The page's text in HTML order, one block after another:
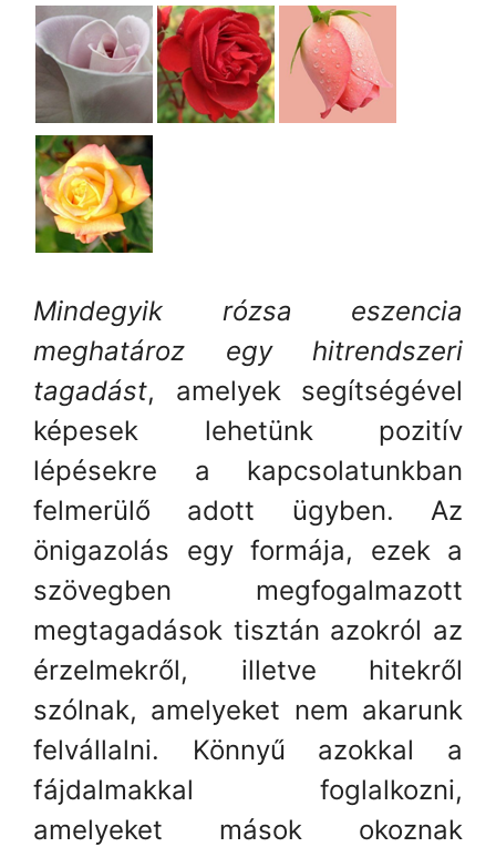
Mindegyik rózsa eszencia
meghatároz egy hitrendszeri
tagadást, amelyek segítségével
képesek lehetünk pozitív
lépésekre a kapcsolatunkban
felmerülő adott ügyben. Az
önigazolás egy formája, ezek a
szövegben megfogalmazott
megtagadások tisztán azokról az
érzelmekről, illetve hitekről
szólnak, amelyeket nem akarunk
felvállalni. Könnyű azokkal a
fájdalmakkal foglalkozni,
amelyeket mások okoznak